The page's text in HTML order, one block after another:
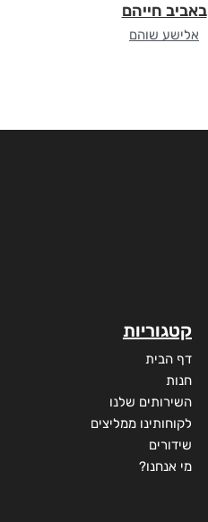
באביב חייהם
אלישע שוהם
קטגוריות
דף הבית
חנות
השירותים שלנו
לקוחותינו ממליצים
שידורים
מי אנחנו?